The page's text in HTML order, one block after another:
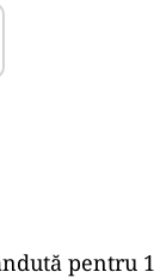
pentru